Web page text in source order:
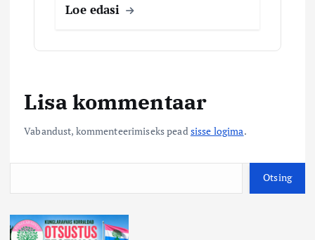
Loe edasi
Lisa kommentaar
Vabandust, kommenteerimiseks peadsisse logima.
i
Otsing